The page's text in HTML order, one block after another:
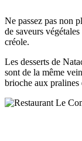
Ne passez pas non
de saveurs
créole.
Les desserts de
sont de la même
brioche aux pralines